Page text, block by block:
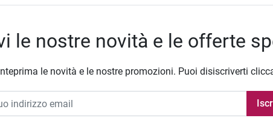
le nostre novità e le offerte
le novità e le nostre promozioni. Puoi disiscriverti